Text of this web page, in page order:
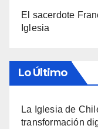
El sacerdote
Iglesia
Lo Último
La Iglesia de
transformación